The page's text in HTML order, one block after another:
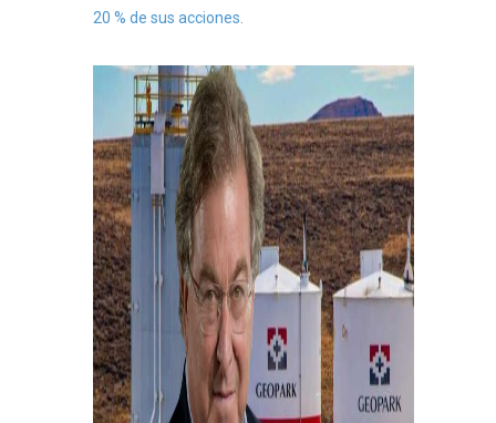
20 % de sus acciones.